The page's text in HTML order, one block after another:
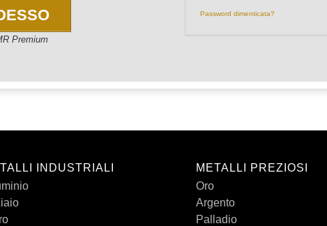
Premium
Password dimenticata?
INDUSTRIALI
METALLI PREZIOSI
Oro
Argento
Palladio